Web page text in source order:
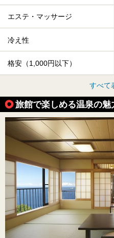
エステ・マッサージ
冷え性
格安（1,000円以下）
すべて
旅館で楽しめる温泉の魅